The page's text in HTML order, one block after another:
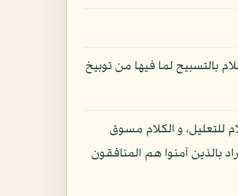
بالتسبيح لما فيها من توبيخ
للتعليل، و الكلام مسوق
بالذين آمنوا هم المنافقون